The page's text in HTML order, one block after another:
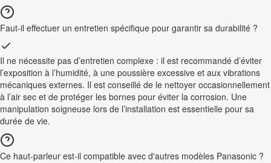
Faut-il effectuer un entretien spécifique pour garantir sa durabilité ?
Il ne nécessite pas d’entretien complexe : il est recommandé d’éviter
l’exposition à l’humidité, à une poussière excessive et aux vibrations
mécaniques externes. Il est conseillé de le nettoyer occasionnellement
à l’air sec et de protéger les bornes pour éviter la corrosion. Une
manipulation soigneuse lors de l’installation est essentielle pour sa
durée de vie.
Ce haut-parleur est-il compatible avec d'autres modèles Panasonic ?